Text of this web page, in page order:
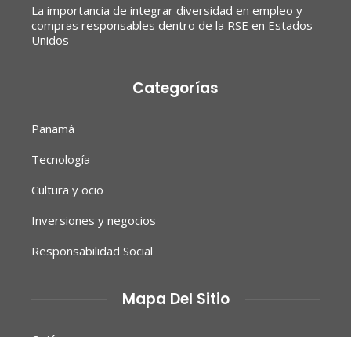
La importancia de integrar diversidad en empleo y
compras responsables dentro de la RSE en Estados
Unidos
Categorías
Panamá
Tecnología
Cultura y ocio
Inversiones y negocios
Responsabilidad Social
Mapa Del Sitio